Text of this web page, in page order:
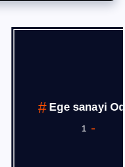
Ege sanayi Odası